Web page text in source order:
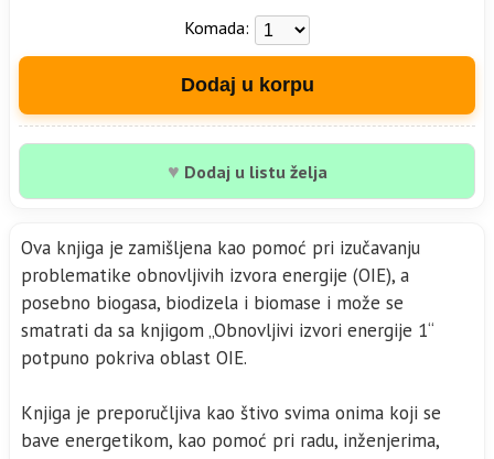
Komada:
Dodaj u korpu
♥ Dodaj u listu želja
Ova knjiga je zamišljena kao pomoć pri izučavanju
problematike obnovljivih izvora energije (OIE), a
posebno biogasa, biodizela i biomase i može se
smatrati da sa knjigom „Obnovljivi izvori energije 1“
potpuno pokriva oblast OIE.
Knjiga je preporučljiva kao štivo svima onima koji se
bave energetikom, kao pomoć pri radu, inženjerima,